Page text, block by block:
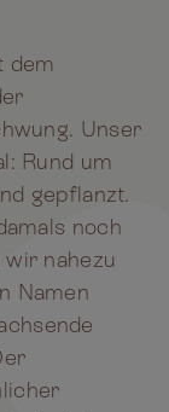
dem
Unser
Rund um
gepflanzt.
noch
nahezu
Namen